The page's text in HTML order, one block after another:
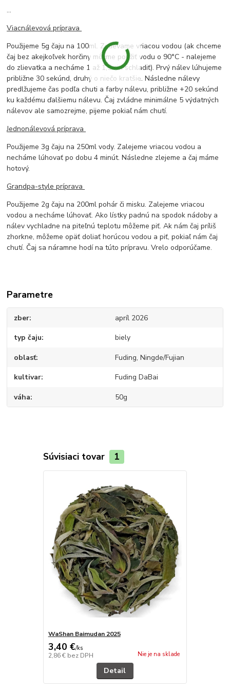
...
Viacnálevová príprava
Použijeme 5g čaju na 100ml. Zalievame vriacou vodou (ak chceme
čaj bez akejkoľvek horčiny môžme použiť vodu o 90°C - nalejeme
do zlievatka a necháme 1 až 1,5min schladiť). Prvý nálev lúhujeme
približne 30 sekúnd, druhý o niečo kratšie. Následne nálevy
predlžujeme čas podľa chuti a farby nálevu, približne +20 sekúnd
ku každému ďalšiemu nálevu. Čaj zvládne minimálne 5 výdatných
nálevov ale samozrejme, pijeme pokiaľ nám chutí.
Jednonálevová príprava
Použijeme 3g čaju na 250ml vody. Zalejeme vriacou vodou a
necháme lúhovať po dobu 4 minút. Následne zlejeme a čaj máme
hotový.
Grandpa-style príprava
Použijeme 2g čaju na 200ml pohár či misku. Zalejeme vriacou
vodou a necháme lúhovať. Ako lístky padnú na spodok nádoby a
nálev vychladne na piteľnú teplotu môžeme piť. Ak nám čaj príliš
zhorkne, môžeme opäť doliať horúcou vodou a piť, pokiaľ nám čaj
chutí. Čaj sa náramne hodí na túto prípravu. Vrelo odporúčame.
Parametre
zber apríl 2026
typ čaju biely
oblasť Fuding, Ningde/Fujian
kultivar Fuding DaBai
váha 50g
Súvisiaci tovar 1
WaShan Baimudan 2025
3,40 €/ks
2,86 € bez DPH Nie je na sklade
Detail